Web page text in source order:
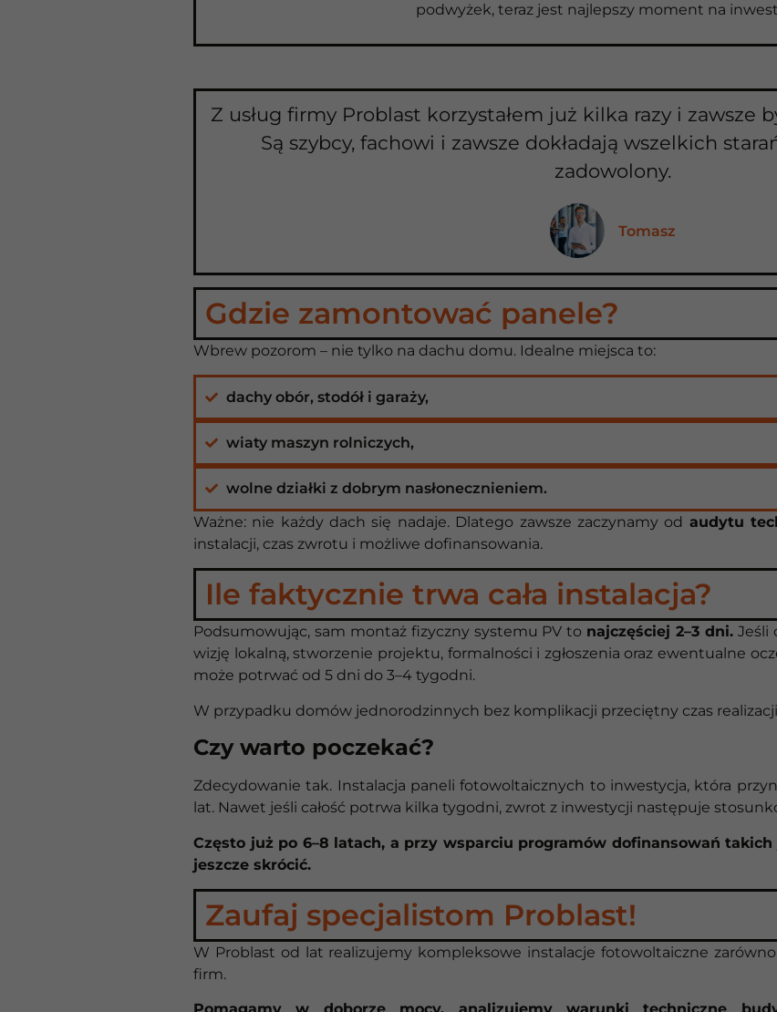
podwyżek, teraz jest najlepszy moment na
Z usług firmy Problast korzystałem już kilka razy i zawsze
Są szybcy, fachowi i zawsze dokładają wszelkich
zadowolony.
Tomasz
Gdzie zamontować panele?
Wbrew pozorom – nie tylko na dachu domu. Idealne miejsca to:
dachy obór, stodół i garaży,
wiaty maszyn rolniczych,
wolne działki z dobrym nasłonecznieniem.
Ważne: nie każdy dach się nadaje. Dlatego zawsze zaczynamy od audytu
instalacji, czas zwrotu i możliwe dofinansowania.
Ile faktycznie trwa cała instalacja?
Podsumowując, sam montaż fizyczny systemu PV to najczęściej 2–3 dni.Jeśli
wizję lokalną, stworzenie projektu, formalności i zgłoszenia oraz ewentualne
może potrwać od 5 dni do 3–4 tygodni.
W przypadku domów jednorodzinnych bez komplikacji przeciętny czas
Czy warto poczekać?
Zdecydowanie tak. Instalacja paneli fotowoltaicznych to inwestycja, która
lat. Nawet jeśli całość potrwa kilka tygodni, zwrot z inwestycji następuje
Często już po 6–8 latach, a przy wsparciu programów dofinansowań takich
jeszcze skrócić.
Zaufaj specjalistom Problast!
W Problast od lat realizujemy kompleksowe instalacje fotowoltaiczne
firm.